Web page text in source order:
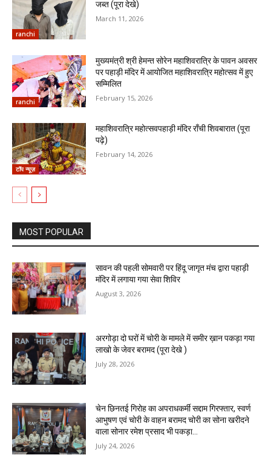
ranchi
जब्त (पूरा देखे)
March 11, 2026
ranchi
मुख्यमंत्री श्री हेमन्त सोरेन महाशिवरात्रि के पावन अवसर
पर पहाड़ी मंदिर में आयोजित महाशिवरात्रि महोत्सव में हुए
सम्मिलित
February 15, 2026
टॉप न्यूज़
महाशिवरात्रि महोत्सवपहाड़ी मंदिर राँची शिवबारात (पूरा
पढ़े)
February 14, 2026
MOST POPULAR
सावन की पहली सोमवारी पर हिंदू जागृत मंच द्वारा पहाड़ी
मंदिर में लगाया गया सेवा शिविर
August 3, 2026
अरगोड़ा दो घरों में चोरी के मामले में समीर ख़ान पकड़ा गया
लाखो के जेवर बरामद (पूरा देखे )
July 28, 2026
चेन छिनतई गिरोह का अपराधकर्मी सद्दाम गिरफ्तार, स्वर्ण
आभुषण एवं चोरी के वाहन बरामद चोरी का सोना खरीदने
वाला सोनार रमेश प्रसाद भी पकड़ा...
July 24, 2026